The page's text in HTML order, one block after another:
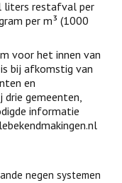
liters restafval per
per m³ (1000
voor het innen van
bij afkomstig van
en
drie gemeenten,
informatie
negen systemen